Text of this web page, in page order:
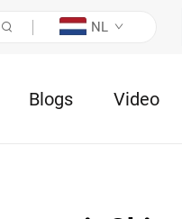
NL
Blogs Video